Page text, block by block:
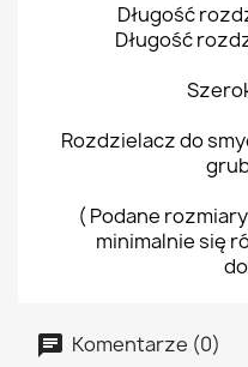
Długość
Długość
Rozdzielacz do
( Podane
minimalnie się
Komentarze (0)